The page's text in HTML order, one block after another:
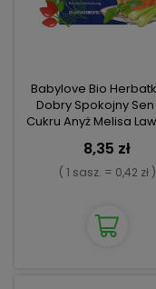
Babylove Bio
Dobry Spokojny Sen
Cukru Anyż Melisa
8,35 zł
( 1 sasz. = 0,42 zł )